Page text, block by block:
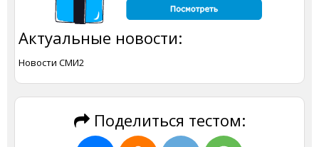
Актуальные новости:
Новости СМИ2
Поделиться тестом: